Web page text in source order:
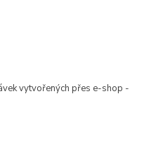
vytvořených přes e-shop -